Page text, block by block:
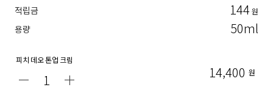
적립금 144원
용량 50ml
피치 데오 톤업 크림
14,400 원